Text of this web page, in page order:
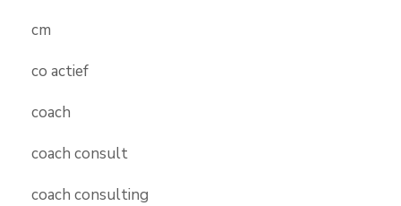
cm
co actief
coach
coach consult
coach consulting